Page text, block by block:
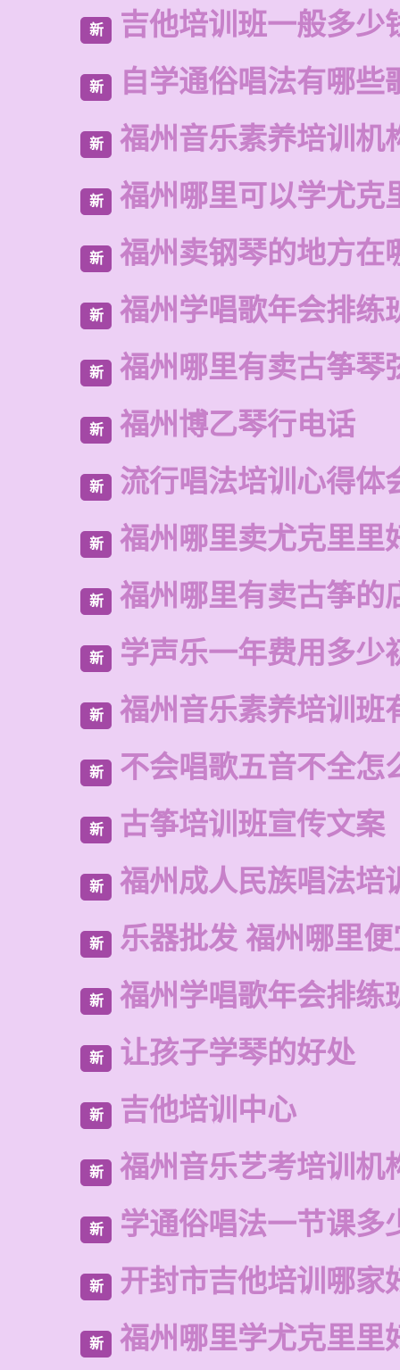
新 吉他培训班一般多少
新 自学通俗唱法有哪些
新 福州音乐素养培训机
新 福州哪里可以学尤克
新 福州卖钢琴的地方在
新 福州学唱歌年会排练
新 福州哪里有卖古筝琴
新 福州博乙琴行电话
新 流行唱法培训心得体
新 福州哪里卖尤克里里
新 福州哪里有卖古筝的
新 学声乐一年费用多少
新 福州音乐素养培训班
新 不会唱歌五音不全怎
新 古筝培训班宣传文案
新 福州成人民族唱法培
新 乐器批发 福州哪里
新 福州学唱歌年会排练
新 让孩子学琴的好处
新 吉他培训中心
新 福州音乐艺考培训机
新 学通俗唱法一节课多
新 开封市吉他培训哪家
新 福州哪里学尤克里里